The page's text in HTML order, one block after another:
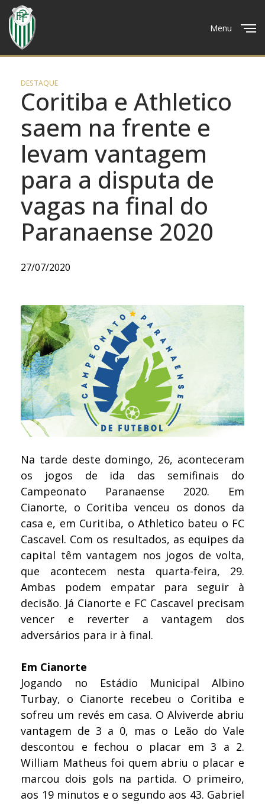
Menu
DESTAQUE
Coritiba e Athletico
saem na frente e
levam vantagem
para a disputa de
vagas na final do
Paranaense 2020
27/07/2020
Na tarde deste domingo, 26, aconteceram
os jogos de ida das semifinais do
Campeonato Paranaense 2020. Em
Cianorte, o Coritiba venceu os donos da
casa e, em Curitiba, o Athletico bateu o FC
Cascavel. Com os resultados, as equipes da
capital têm vantagem nos jogos de volta,
que acontecem nesta quarta-feira, 29.
Ambas podem empatar para seguir à
decisão. Já Cianorte e FC Cascavel precisam
vencer e reverter a vantagem dos
adversários para ir à final.
Em Cianorte
Jogando no Estádio Municipal Albino
Turbay, o Cianorte recebeu o Coritiba e
sofreu um revés em casa. O Alviverde abriu
vantagem de 3 a 0, mas o Leão do Vale
descontou e fechou o placar em 3 a 2.
William Matheus foi quem abriu o placar e
marcou dois gols na partida. O primeiro,
aos 19 minutos e o segundo aos 43. Gabriel